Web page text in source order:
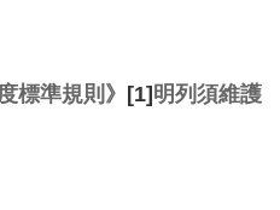
標準規則》 [1] 明列須維護